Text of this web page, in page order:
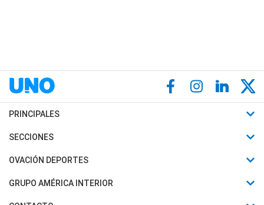
PRINCIPALES
Últimas Noticias
Política
SECCIONES
Horóscopo
Motores
OVACIÓN DEPORTES
Fútbol
Mundial
GRUPO AMÉRICA INTERIOR